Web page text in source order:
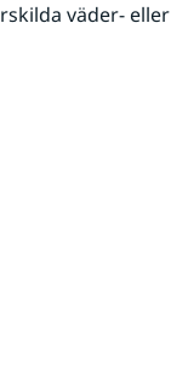
väder- eller